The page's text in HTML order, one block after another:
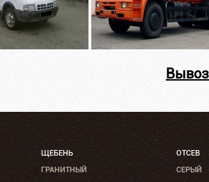
ЩЕБЕНЬ
ГРАНИТНЫЙ
ОТСЕВ
СЕРЫЙ